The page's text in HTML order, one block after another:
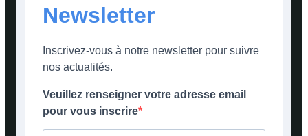
Newsletter
Inscrivez-vous à notre newsletter pour suivre
nos actualités.
Veuillez renseigner votre adresse email
pour vous inscrire